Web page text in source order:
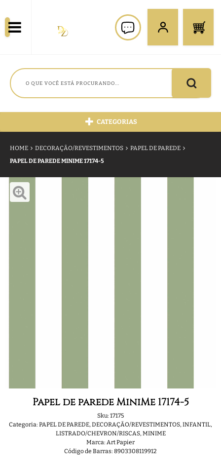
CATEGORIAS
HOME DECORAÇÃO/REVESTIMENTOS
PAPEL DE PAREDE
PAPEL DE PAREDE MINIME 17174-5
Papel de parede MiniMe 17174-5
Sku: 17175
Categoria: PAPEL DE PAREDE,DECORAÇÃO/REVESTIMENTOS,INFANTIL,
LISTRADO/CHEVRON/RISCAS,MINIME
Marca: Art Papier
Código de Barras: 8903308119912